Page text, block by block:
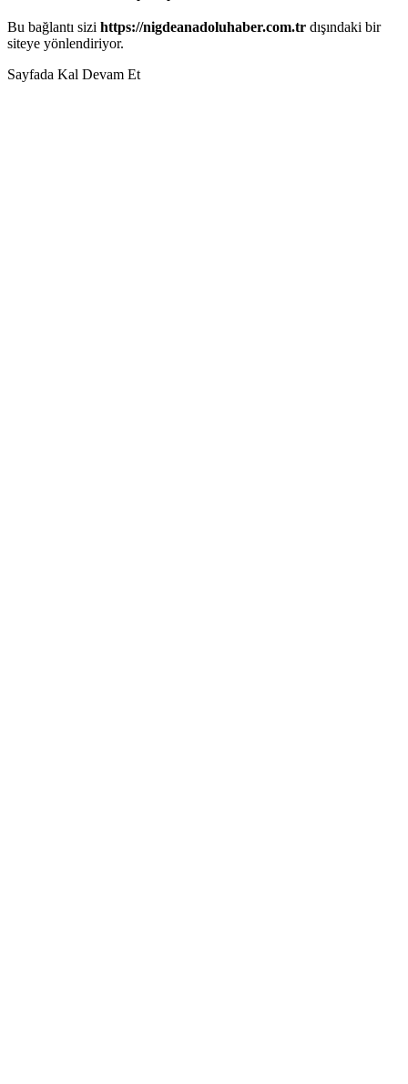
Bu bağlantı sizi https://nigdeanadoluhaber.com.tr dışındaki bir
siteye yönlendiriyor.
Sayfada Kal Devam Et